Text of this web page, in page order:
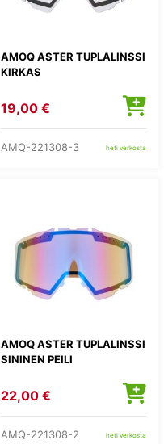
AMOQ ASTER TUPLALINSSI
KIRKAS
19,00 €
AMQ-221308-3 heti verkosta
AMOQ ASTER TUPLALINSSI
SININEN PEILI
22,00 €
AMQ-221308-2 heti verkosta